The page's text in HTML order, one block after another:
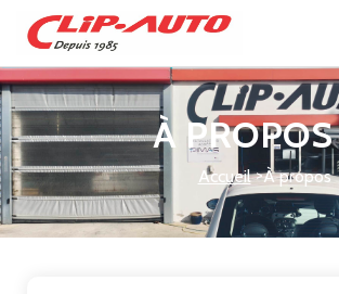
À PROPOS
Accueil >À propos